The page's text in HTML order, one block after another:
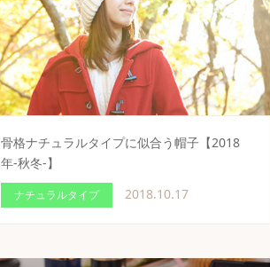
骨格ナチュラルタイプに似合う帽子【2018
年-秋冬-】
ナチュラルタイプ 2018.10.17